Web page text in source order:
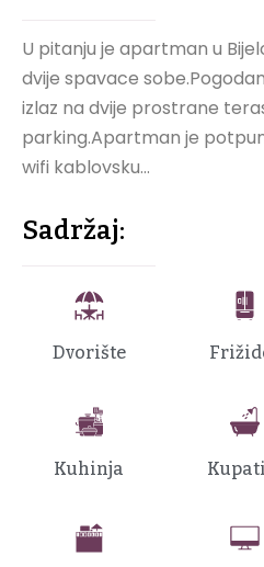
U pitanju je apartman u
dvije spavace
izlaz na dvije prostrane
parking.Apartman je
wifi kablovsku…
Sadržaj:
Dvorište
Kuhinja